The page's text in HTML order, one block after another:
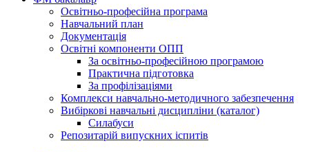
Освітньо-професійна програма
Навчальний план
Документація
Освітні компоненти ОПП
За освітньо-професійною програмою
Практична підготовка
За профілізаціями
Комплекси навчально-методичного забезпечення
Вибіркові навчальні дисципліни (каталог)
Силабуси
Репозитарій випускних іспитів